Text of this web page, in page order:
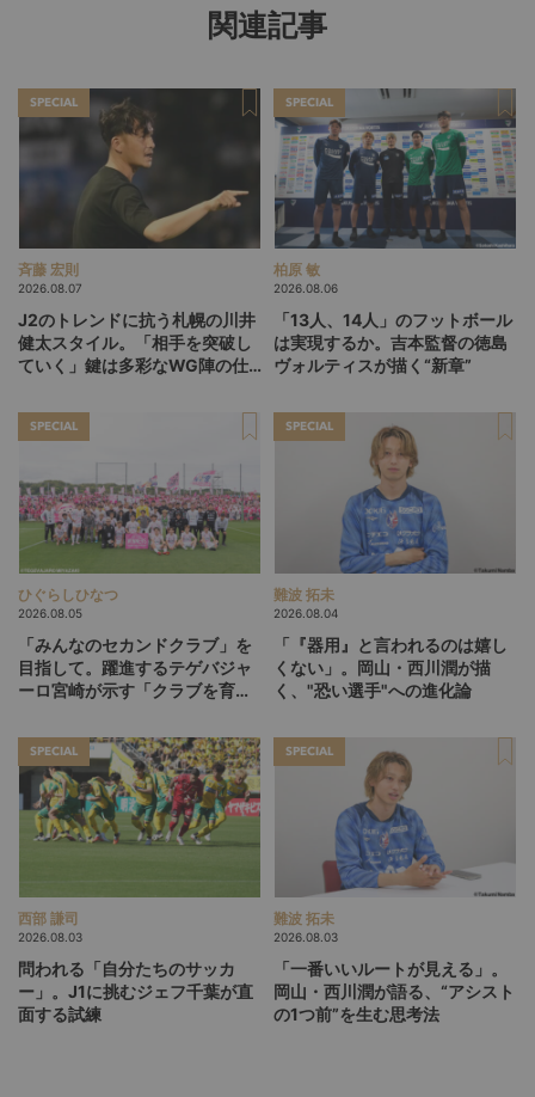
関連記事
SPECIAL
斉藤 宏則
2026.08.07
J2のトレンドに抗う札幌の川井
健太スタイル。「相手を突破し
ていく」鍵は多彩なWG陣の仕
SPECIAL
柏原 敏
2026.08.06
「13人、14人」のフットボール
は実現するか。吉本監督の徳島
ヴォルティスが描く“新章”
SPECIAL
ひぐらしひなつ
2026.08.05
「みんなのセカンドクラブ」を
目指して。躍進するテゲバジャ
ーロ宮崎が示す「クラブを育て
SPECIAL
難波 拓未
2026.08.04
「『器用』と言われるのは嬉し
くない」。岡山・西川潤が描
く、"恐い選手"への進化論
SPECIAL
西部 謙司
2026.08.03
問われる「自分たちのサッカ
ー」。J1に挑むジェフ千葉が直
面する試練
SPECIAL
難波 拓未
2026.08.03
「一番いいルートが見える」。
岡山・西川潤が語る、“アシスト
の1つ前”を生む思考法